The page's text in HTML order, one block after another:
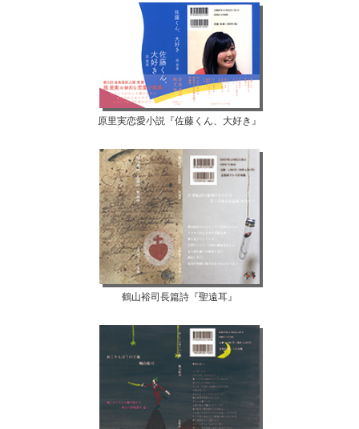
原里実恋愛小説『佐藤くん、大好き』
鶴山裕司長篇詩『聖遠耳』